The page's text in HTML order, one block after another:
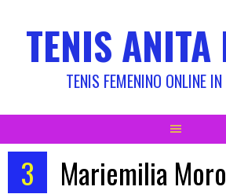
TENIS ANITA
TENIS FEMENINO ONLINE
3 Mariemilia Moro